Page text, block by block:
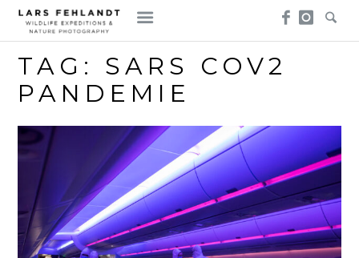
Skip
content
Skip
to
content
TAG: SARS COV2
PANDEMIE